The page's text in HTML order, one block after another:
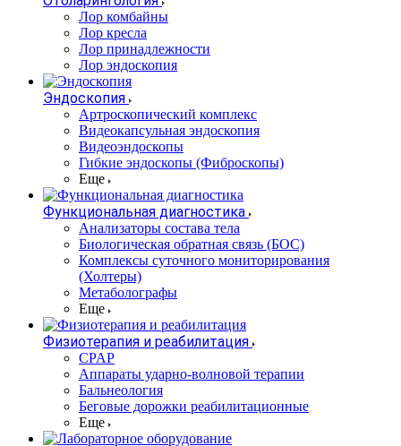
Лор комбайны
Лор кресла
Лор принадлежности
Лор эндоскопия
Эндоскопия
Артроскопический комплекс
Видеокапсульная эндоскопия
Видеоэндоскопы
Гибкие эндоскопы (Фиброcкопы)
Еще
Функциональная диагностика
Анализаторы состава тела
Биологическая обратная связь (БОС)
Комплексы суточного мониторирования
(Холтеры)
Метаболографы
Еще
Физиотерапия и реабилитация
CPAP
Аппараты ударно-волновой терапии
Бальнеология
Беговые дорожки реабилитационные
Еще